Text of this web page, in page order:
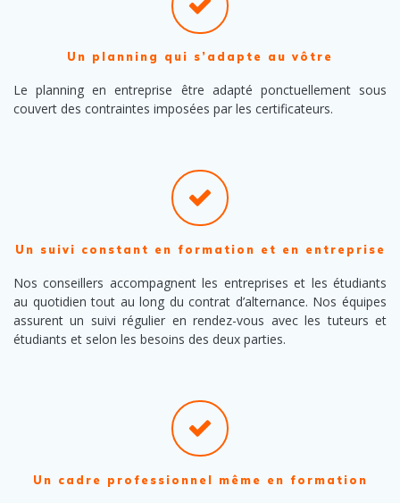
Un planning qui s’adapte au vôtre
Le planning en entreprise être adapté ponctuellement sous
couvert des contraintes imposées par les certificateurs.
Un suivi constant en formation et en entreprise
Nos conseillers accompagnent les entreprises et les étudiants
au quotidien tout au long du contrat d’alternance. Nos équipes
assurent un suivi régulier en rendez-vous avec les tuteurs et
étudiants et selon les besoins des deux parties.
Un cadre professionnel même en formation